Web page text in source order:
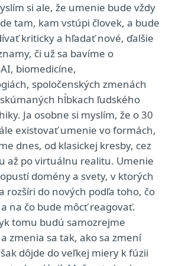
si ale, že umenie bude vždy
tam, kam vstúpi človek, a bude
kriticky a hľadať nové, ďalšie
či už sa bavíme o
biomedicíne,
spoločenských zmenách
hĺbkach ľudského
Ja osobne si myslím, že o 30
existovať umenie vo formách,
dnes, od klasickej kresby, cez
až po virtuálnu realitu. Umenie
domény a svety, v ktorých
rozšíri do nových podľa toho, čo
na čo bude môcť reagovať.
tomu budú samozrejme
zmenia sa tak, ako sa zmení
dôjde do veľkej miery k fúzii